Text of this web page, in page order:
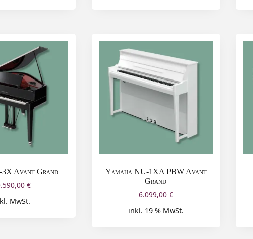
3X Avant Grand
€
MwSt.
Yamaha NU-1XA PBW Avant
Grand
6.099,00 €
inkl. 19 % MwSt.